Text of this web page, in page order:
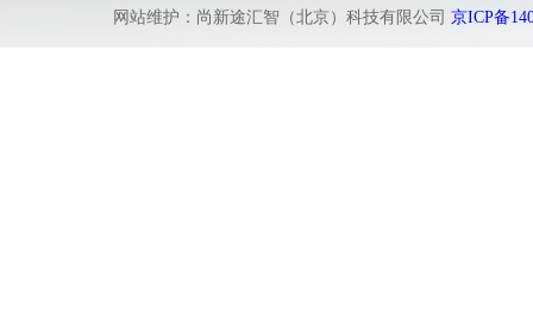
网站维护：尚新途汇智（北京）科技有限公司 京ICP备